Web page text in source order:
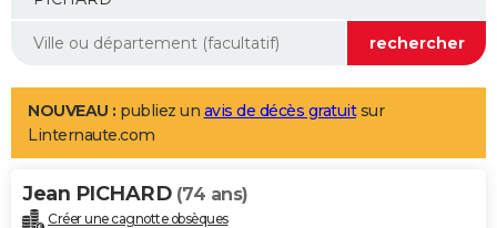
Mobiles
Meilleur smartphone
Internet
Ordinateurs
Jeux vidéo
Guide high-tech
Aménagement intérieur
LIFESTYLE
Art de vivre
Bien-être
Loisirs
Mode
Modes de vie
Alimentation
Guide de la santé
Maladies
Médicaments
Sommeil
VOYAGE
NOUVEAU : publiez un avis de décès gratuitsur
Linternaute.com
Jean PICHARD (74 ans)
Créer une cagnotte obsèques